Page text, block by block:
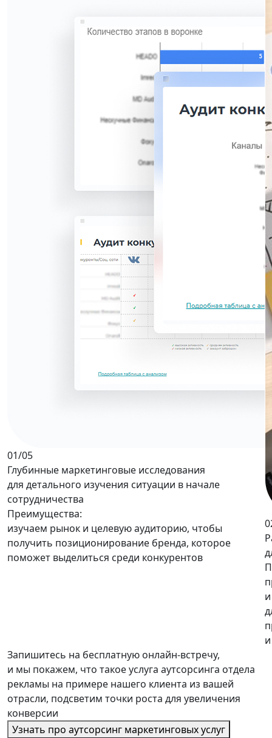
01/05
Глубинные маркетинговые исследования
для детального изучения ситуации в начале
сотрудничества
Преимущества:
изучаем рынок и целевую аудиторию, чтобы
получить позиционирование бренда, которое
поможет выделиться среди конкурентов
Запишитесь на бесплатную онлайн-встречу,
и мы покажем, что такое услуга аутсорсинга отдела
рекламы на примере нашего клиента из вашей
отрасли, подсветим точки роста для увеличения
конверсии
Узнать про аутсорсинг маркетинговых услуг